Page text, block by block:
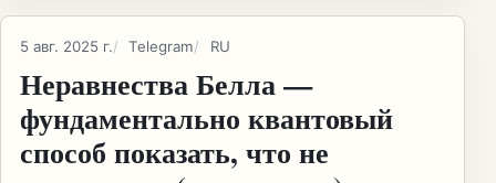
5 авг. 2025 г. Telegram RU
Неравнества Белла —
фундаментально квантовый
способ показать, что не